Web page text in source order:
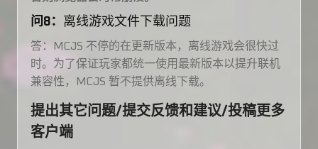
问8： 离线游戏文件下载问题
答：MCJS 不停的在更新版本，离线游戏会很快过
时。为了保证玩家都统一使用最新版本以提升联机
兼容性，MCJS 暂不提供离线下载。
提出其它问题/提交反馈和建议/投稿更多
客户端